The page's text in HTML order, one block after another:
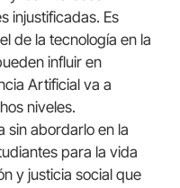
injustificadas. Es
de la tecnología en la
influir en
Artificial va a
niveles.
sin abordarlo en la
para la vida
y justicia social que